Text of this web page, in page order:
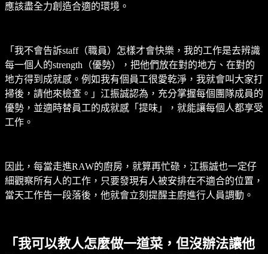
應該盡全力創造合適的環境。
「我不會告訴staff（職員）怎樣才會快樂，我的工作是去辨識
每一個人的strength（優勢），把他們放在對的地方、在對的
地方得到成就感。例如我有個員工很愛乾淨，我就會叫大家打
掃後，請他來檢查。」江振誠認為，充分掌握每個團隊成員的
優勢，並適時替員工的成就感「提味」，就能讓每個人都享受
工作。
因此，每當走進RAW的廚房，就算再忙碌，江振誠也一定仔
細觀察所有人的工作，只要發現有人被安排在不適合的位置，
當天工作告一段落後，他就會立刻提醒主廚進行人員調動。
「我可以教人怎麼做一道菜，但沒辦法讓他